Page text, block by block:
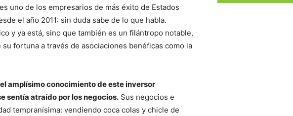
uno de los empresarios de más éxito de Estados
el año 2011: sin duda sabe de lo que habla.
y ya está, sino que también es un filántropo notable,
fortuna a través de asociaciones benéficas como la
amplísimo conocimiento de este inversor
sentía atraído por los negocios. Sus negocios e
tempranísima: vendiendo coca colas y chicle de